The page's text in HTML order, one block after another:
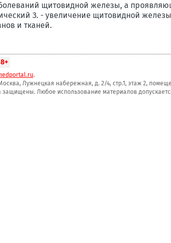
щитовидной железы, а
З. - увеличение щитовидной
и тканей.
.
Лужнецкая набережная, д. 2/4, стр.1, этаж 2,
защищены. Любое использование материалов